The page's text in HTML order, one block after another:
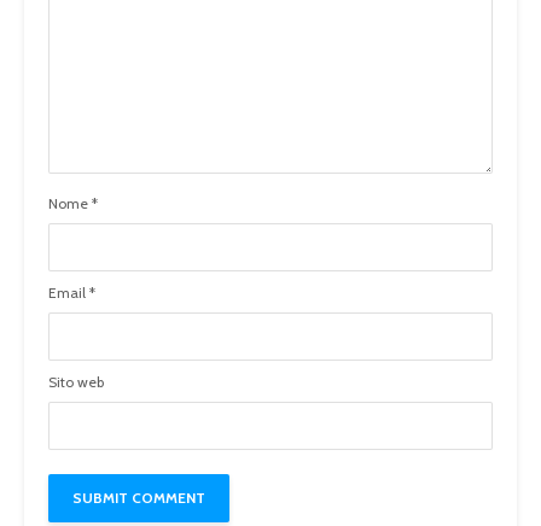
Nome *
Email *
Sito web